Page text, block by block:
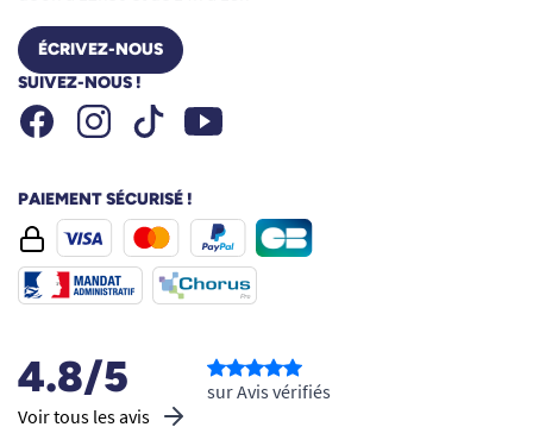
ÉCRIVEZ-NOUS
SUIVEZ-NOUS !
FacebookInstagramTiktok Youtube
PAIEMENT SÉCURISÉ !
4.8/5
Voir tous les avis
sur Avis vérifiés